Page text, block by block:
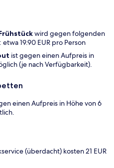
wird gegen folgenden
19.90 EUR pro Person
ist gegen einen Aufpreis in
(je nach Verfügbarkeit).
einen Aufpreis in Höhe von 6
(überdacht) kosten 21 EUR